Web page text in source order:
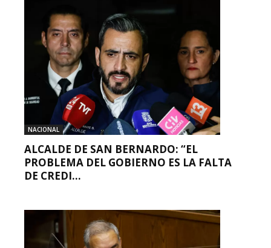
NACIONAL
ALCALDE DE SAN BERNARDO: “EL
PROBLEMA DEL GOBIERNO ES LA FALTA
DE CREDI...